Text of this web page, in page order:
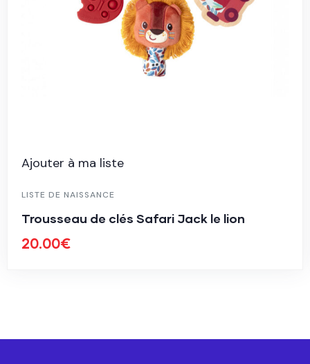
Ajouter à ma liste
LISTE DE NAISSANCE
Trousseau de clés Safari Jack le lion
20.00€